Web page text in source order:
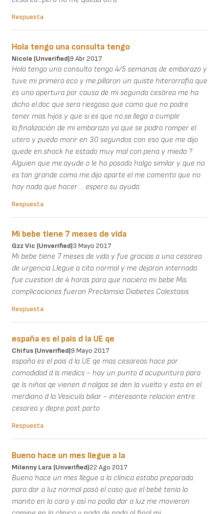
Respuesta
Hola tengo una consulta tengo
Nicole (unverified)9 Abr 2017
Hola tengo una consulta tengo 4/5 semanas de embarazo y
tuve mi primera eco y me.pillaron un quiste hiterorrafia que
es una apertura por causa de mi segunda cesárea me ha
dicho el.doc que sera riesgoso que como que no podre
tener mas hijos y que si es que no.se.llega a cumplir
la.finalización de mi embarazo ya que se podra romper el
utero y puedo morir en 30 segundos con eso que me dijo
quede en.shock he estado muy mal con.pena y miedo ?
Alguien que me.ayude o le ha pasado halgo similar y que no
es tan grande como me.dijo aparte el me comento que no
hay nada que hacer ... espero su ayuda
Respuesta
Mi bebe tiene 7 meses de vida
Gzz Vic (unverified)3 Mayo 2017
Mi bebe tiene 7 meses de vida y fue gracias a una cesarea
de urgencia Llegue a cita normal y me dejaron internada
fue cuestion de 4 horas para que naciera mi bebe Mis
complicaciones fueron Preclamsia Diabetes Colestasis
Respuesta
españa es el pais d la UE qe
Chifus (unverified)9 Mayo 2017
españa es el pais d la UE qe mas cesareas hace por
comodidad d ls medics - hay un punto d acupuntura para
qe ls niños qe vienen d nalgas se den la vuelta y esta en el
merdiano d la Vesicula biliar - interesante relacion entre
cesarea y depre post parto
Respuesta
Bueno hace un mes llegue a la
Milenny Lara (unverified)22 Ago 2017
Bueno hace un mes llegue a la clínica estaba preparada
para dar a luz normal pasó el caso que el bebé tenía la
manito en la cara y así no podía dar a luz me movieron